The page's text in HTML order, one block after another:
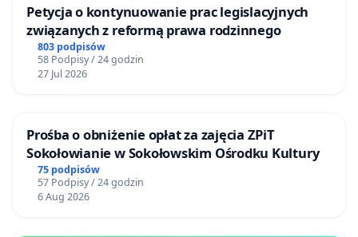
Petycja o kontynuowanie prac legislacyjnych
związanych z reformą prawa rodzinnego
803 podpisów
58 Podpisy / 24 godzin
27 Jul 2026
Prośba o obniżenie opłat za zajęcia ZPiT
Sokołowianie w Sokołowskim Ośrodku Kultury
75 podpisów
57 Podpisy / 24 godzin
6 Aug 2026